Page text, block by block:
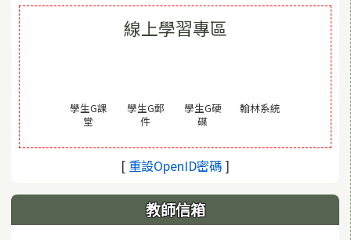
線上學習專區
學生G課
堂
學生G郵
件(另開視窗)
學生G硬
碟(另開視窗)
翰林系統(另開視窗)
[ 重設OpenID密碼(另開視窗)
]
教師信箱